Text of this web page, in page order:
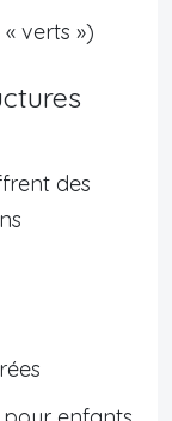
verts »)
des